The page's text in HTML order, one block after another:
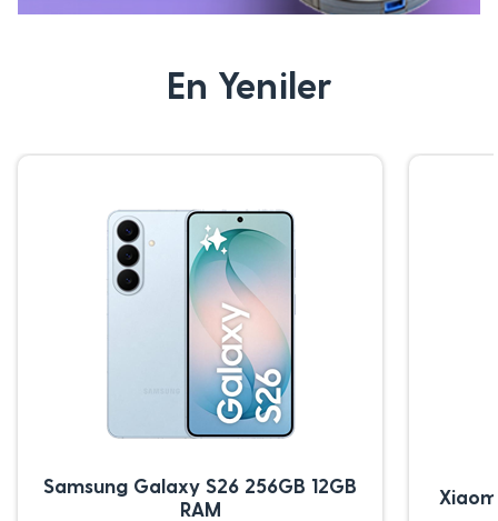
En Yeniler
Samsung Galaxy S26 256GB 12GB
RAM